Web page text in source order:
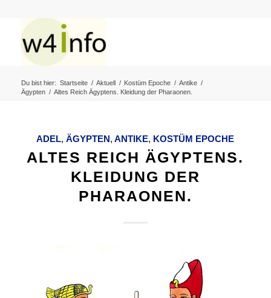
Du bist hier: Startseite / Aktuell / Kostüm Epoche / Antike /
Ägypten / Altes Reich Ägyptens. Kleidung der Pharaonen.
ADEL,ÄGYPTEN,ANTIKE, KOSTÜM EPOCHE
ALTES REICH ÄGYPTENS.
KLEIDUNG DER
PHARAONEN.